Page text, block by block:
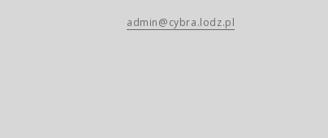
admin@cybra.lodz.pl